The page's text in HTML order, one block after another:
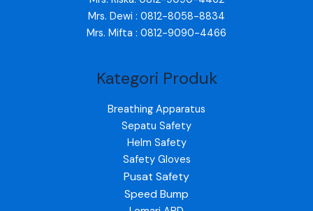
Mrs. Dewi : 0812-8058-8834
Mrs. Mifta : 0812-9090-4466
Kategori Produk
Breathing Apparatus
Sepatu Safety
Helm Safety
Safety Gloves
Pusat Safety
Speed Bump